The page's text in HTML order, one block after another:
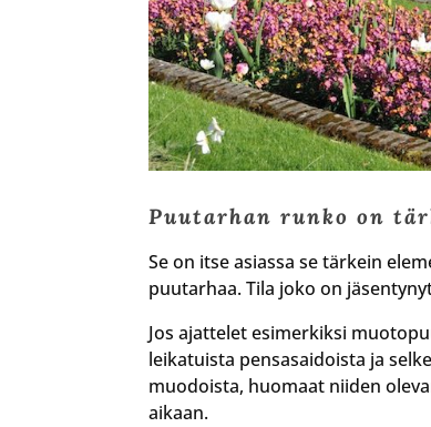
Puutarhan runko on
Se on itse asiassa se tärkein
puutarhaa. Tila joko on
Jos ajattelet esimerkiksi
leikatuista pensasaidoista ja
muodoista, huomaat niiden
aikaan.